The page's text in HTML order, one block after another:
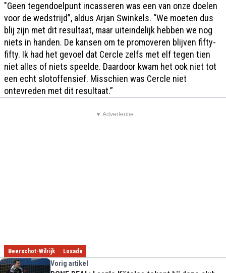
"Geen tegendoelpunt incasseren was een van onze doelen
voor de wedstrijd”, aldus Arjan Swinkels. “We moeten dus
blij zijn met dit resultaat, maar uiteindelijk hebben we nog
niets in handen. De kansen om te promoveren blijven fifty-
fifty. Ik had het gevoel dat Cercle zelfs met elf tegen tien
niet alles of niets speelde. Daardoor kwam het ook niet tot
een echt slotoffensief. Misschien was Cercle niet
ontevreden met dit resultaat.”
▼ Advertentie
Beerschot-Wilrijk Losada
Vorig artikel